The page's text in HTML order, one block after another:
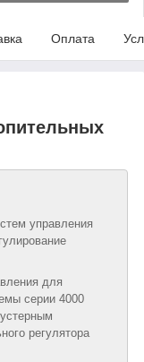
Оплата
управления
для
серии 4000
регулятора